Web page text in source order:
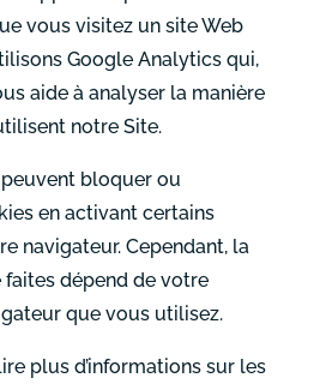
vous visitez un site Web
Google Analytics qui,
aide à analyser la manière
notre Site.
bloquer ou
en activant certains
navigateur. Cependant, la
dépend de votre
que vous utilisez.
plus d’informations sur les